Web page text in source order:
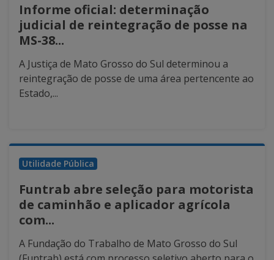
Informe oficial: determinação
judicial de reintegração de posse na
MS-38...
A Justiça de Mato Grosso do Sul determinou a
reintegração de posse de uma área pertencente ao
Estado,...
Utilidade Pública
Funtrab abre seleção para motorista
de caminhão e aplicador agrícola
com...
A Fundação do Trabalho de Mato Grosso do Sul